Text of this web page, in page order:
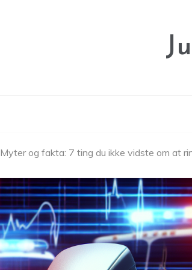
Myter og fakta: 7 ting du ikke vidste om at